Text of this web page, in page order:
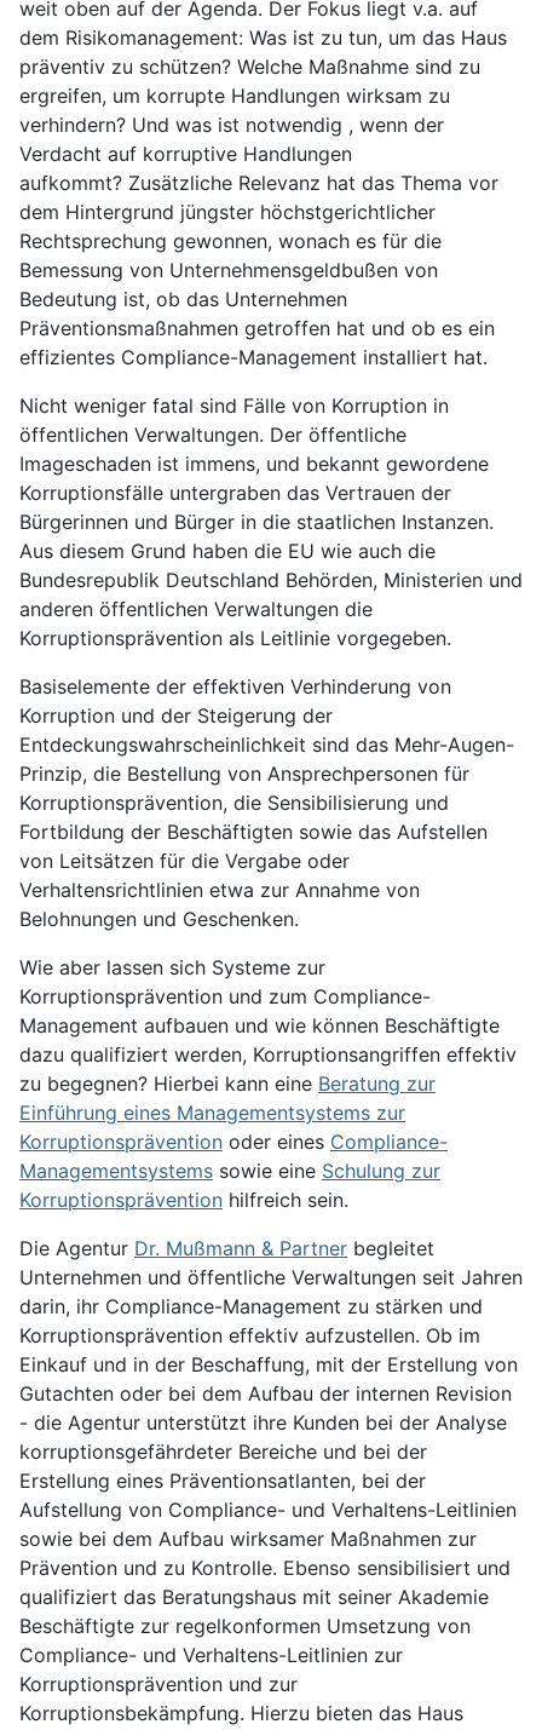
weit oben auf der Agenda. Der Fokus liegt v.a. auf
dem Risikomanagement: Was ist zu tun, um das Haus
präventiv zu schützen? Welche Maßnahme sind zu
ergreifen, um korrupte Handlungen wirksam zu
verhindern? Und was ist notwendig , wenn der
Verdacht auf korruptive Handlungen
aufkommt? Zusätzliche Relevanz hat das Thema vor
dem Hintergrund jüngster höchstgerichtlicher
Rechtsprechung gewonnen, wonach es für die
Bemessung von Unternehmensgeldbußen von
Bedeutung ist, ob das Unternehmen
Präventionsmaßnahmen getroffen hat und ob es ein
effizientes Compliance-Management installiert hat.
Nicht weniger fatal sind Fälle von Korruption in
öffentlichen Verwaltungen. Der öffentliche
Imageschaden ist immens, und bekannt gewordene
Korruptionsfälle untergraben das Vertrauen der
Bürgerinnen und Bürger in die staatlichen Instanzen.
Aus diesem Grund haben die EU wie auch die
Bundesrepublik Deutschland Behörden, Ministerien und
anderen öffentlichen Verwaltungen die
Korruptionsprävention als Leitlinie vorgegeben.
Basiselemente der effektiven Verhinderung von
Korruption und der Steigerung der
Entdeckungswahrscheinlichkeit sind das Mehr-Augen-
Prinzip, die Bestellung von Ansprechpersonen für
Korruptionsprävention, die Sensibilisierung und
Fortbildung der Beschäftigten sowie das Aufstellen
von Leitsätzen für die Vergabe oder
Verhaltensrichtlinien etwa zur Annahme von
Belohnungen und Geschenken.
Wie aber lassen sich Systeme zur
Korruptionsprävention und zum Compliance-
Management aufbauen und wie können Beschäftigte
dazu qualifiziert werden, Korruptionsangriffen effektiv
zu begegnen? Hierbei kann eine Beratung zur
Einführung eines Managementsystems zur
Korruptionsprävention oder eines Compliance-
Managementsystems sowie eine Schulung zur
Korruptionsprävention hilfreich sein.
Die Agentur Dr. Mußmann & Partner begleitet
Unternehmen und öffentliche Verwaltungen seit Jahren
darin, ihr Compliance-Management zu stärken und
Korruptionsprävention effektiv aufzustellen. Ob im
Einkauf und in der Beschaffung, mit der Erstellung von
Gutachten oder bei dem Aufbau der internen Revision
- die Agentur unterstützt ihre Kunden bei der Analyse
korruptionsgefährdeter Bereiche und bei der
Erstellung eines Präventionsatlanten, bei der
Aufstellung von Compliance- und Verhaltens-Leitlinien
sowie bei dem Aufbau wirksamer Maßnahmen zur
Prävention und zu Kontrolle. Ebenso sensibilisiert und
qualifiziert das Beratungshaus mit seiner Akademie
Beschäftigte zur regelkonformen Umsetzung von
Compliance- und Verhaltens-Leitlinien zur
Korruptionsprävention und zur
Korruptionsbekämpfung. Hierzu bieten das Haus